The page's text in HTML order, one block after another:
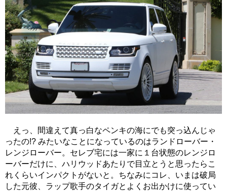
えっ、間違えて真っ白なペンキの海にでも突っ込んじゃ
ったの!? みたいなことになっているのはランドローバー・
レンジローバー。セレブ宅には一家に１台状態のレンジロ
ーバーだけに、ハリウッドあたりで目立とうと思ったらこ
れくらいインパクトがないと。ちなみにコレ、いまは破局
した元彼、ラップ歌手のタイガとよくお出かけに使ってい